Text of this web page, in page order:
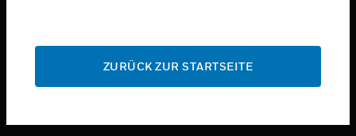
toggle view
toggle view
ZURÜCK ZUR STARTSEITE